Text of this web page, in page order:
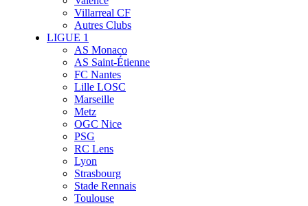
Villarreal CF
Autres Clubs
LIGUE 1
AS Monaco
AS Saint-Étienne
FC Nantes
Lille LOSC
Marseille
Metz
OGC Nice
PSG
RC Lens
Lyon
Strasbourg
Stade Rennais
Toulouse